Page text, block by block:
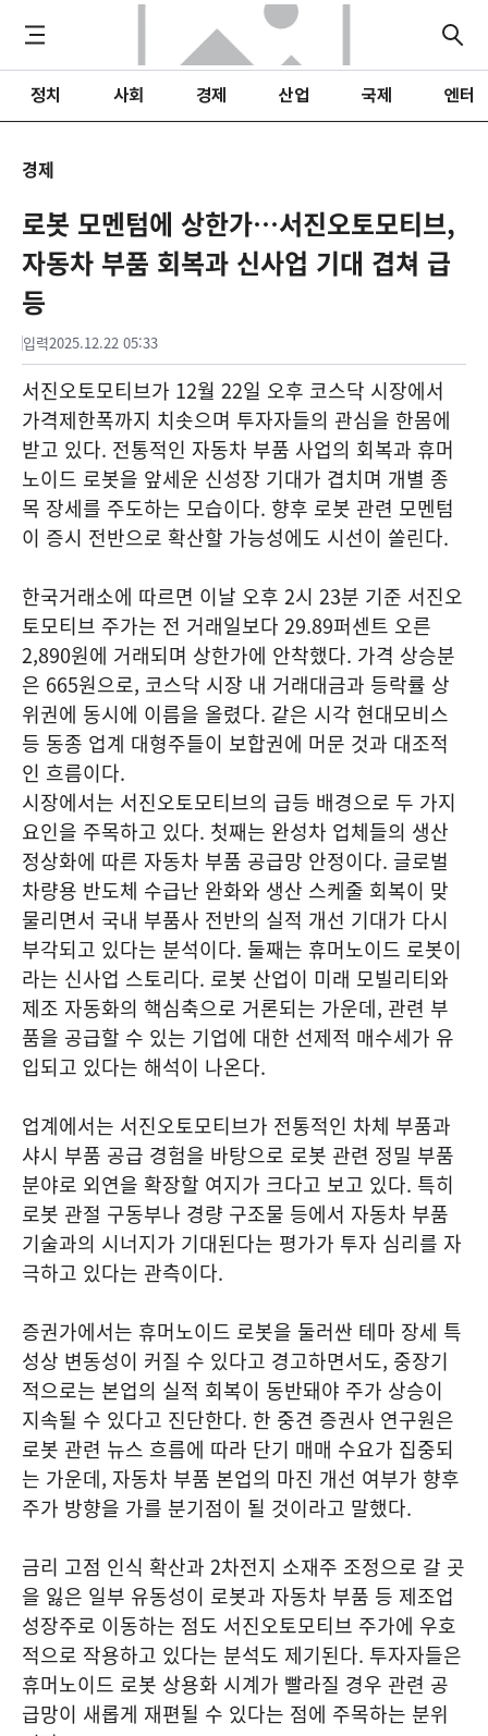
정치 사회 경제 산업 국제 엔터
경제
로봇 모멘텀에 상한가…서진오토모티브,
자동차 부품 회복과 신사업 기대 겹쳐 급
등
입력2025.12.22 05:33
서진오토모티브가 12월 22일 오후 코스닥 시장에서
가격제한폭까지 치솟으며 투자자들의 관심을 한몸에
받고 있다. 전통적인 자동차 부품 사업의 회복과 휴머
노이드 로봇을 앞세운 신성장 기대가 겹치며 개별 종
목 장세를 주도하는 모습이다. 향후 로봇 관련 모멘텀
이 증시 전반으로 확산할 가능성에도 시선이 쏠린다.
한국거래소에 따르면 이날 오후 2시 23분 기준 서진오
토모티브 주가는 전 거래일보다 29.89퍼센트 오른
2,890원에 거래되며 상한가에 안착했다. 가격 상승분
은 665원으로, 코스닥 시장 내 거래대금과 등락률 상
위권에 동시에 이름을 올렸다. 같은 시각 현대모비스
등 동종 업계 대형주들이 보합권에 머문 것과 대조적
인 흐름이다.
시장에서는 서진오토모티브의 급등 배경으로 두 가지
요인을 주목하고 있다. 첫째는 완성차 업체들의 생산
정상화에 따른 자동차 부품 공급망 안정이다. 글로벌
차량용 반도체 수급난 완화와 생산 스케줄 회복이 맞
물리면서 국내 부품사 전반의 실적 개선 기대가 다시
부각되고 있다는 분석이다. 둘째는 휴머노이드 로봇이
라는 신사업 스토리다. 로봇 산업이 미래 모빌리티와
제조 자동화의 핵심축으로 거론되는 가운데, 관련 부
품을 공급할 수 있는 기업에 대한 선제적 매수세가 유
입되고 있다는 해석이 나온다.
업계에서는 서진오토모티브가 전통적인 차체 부품과
샤시 부품 공급 경험을 바탕으로 로봇 관련 정밀 부품
분야로 외연을 확장할 여지가 크다고 보고 있다. 특히
로봇 관절 구동부나 경량 구조물 등에서 자동차 부품
기술과의 시너지가 기대된다는 평가가 투자 심리를 자
극하고 있다는 관측이다.
증권가에서는 휴머노이드 로봇을 둘러싼 테마 장세 특
성상 변동성이 커질 수 있다고 경고하면서도, 중장기
적으로는 본업의 실적 회복이 동반돼야 주가 상승이
지속될 수 있다고 진단한다. 한 중견 증권사 연구원은
로봇 관련 뉴스 흐름에 따라 단기 매매 수요가 집중되
는 가운데, 자동차 부품 본업의 마진 개선 여부가 향후
주가 방향을 가를 분기점이 될 것이라고 말했다.
금리 고점 인식 확산과 2차전지 소재주 조정으로 갈 곳
을 잃은 일부 유동성이 로봇과 자동차 부품 등 제조업
성장주로 이동하는 점도 서진오토모티브 주가에 우호
적으로 작용하고 있다는 분석도 제기된다. 투자자들은
휴머노이드 로봇 상용화 시계가 빨라질 경우 관련 공
급망이 새롭게 재편될 수 있다는 점에 주목하는 분위